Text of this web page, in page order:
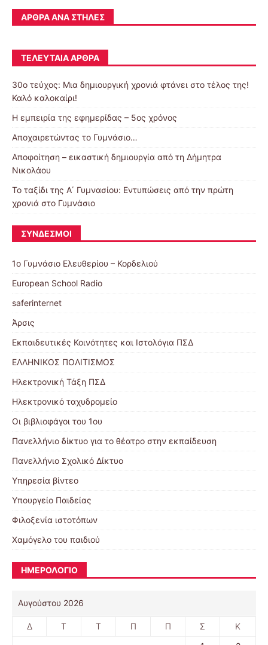
ΆΡΘΡΑ ΑΝΆ ΣΤΉΛΕΣ
ΤΕΛΕΥΤΑΊΑ ΆΡΘΡΑ
30o τεύχος: Μια δημιουργική χρονιά φτάνει στο τέλος της!
Καλό καλοκαίρι!
Η εμπειρία της εφημερίδας – 5ος χρόνος
Αποχαιρετώντας το Γυμνάσιο…
Αποφοίτηση – εικαστική δημιουργία από τη Δήμητρα
Νικολάου
Το ταξίδι της Α΄ Γυμνασίου: Εντυπώσεις από την πρώτη
χρονιά στο Γυμνάσιο
ΣΎΝΔΕΣΜΟΙ
1ο Γυμνάσιο Ελευθερίου – Κορδελιού
European School Radio
saferinternet
Άρσις
Εκπαιδευτικές Κοινότητες και Ιστολόγια ΠΣΔ
ΕΛΛΗΝΙΚΟΣ ΠΟΛΙΤΙΣΜΟΣ
Ηλεκτρονική Τάξη ΠΣΔ
Ηλεκτρονικό ταχυδρομείο
Οι βιβλιοφάγοι του 1ου
Πανελλήνιο δίκτυο για το θέατρο στην εκπαίδευση
Πανελλήνιο Σχολικό Δίκτυο
Υπηρεσία βίντεο
Υπουργείο Παιδείας
Φιλοξενία ιστοτόπων
Χαμόγελο του παιδιού
ΗΜΕΡΟΛΟΓΙΟ
Αυγούστου 2026
Δ Τ Τ Π Π Σ
Κ